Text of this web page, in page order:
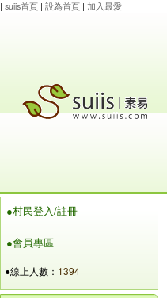
| suiis首頁 | 設為首頁 | 加入最愛
●村民登入/註冊
●會員專區
●線上人數： 1394